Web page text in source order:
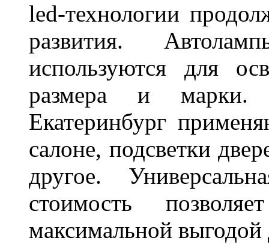
led-технологии
развития.
используются для
размера и марки.
Екатеринбург
салоне, подсветки
другое.
стоимость
максимальной